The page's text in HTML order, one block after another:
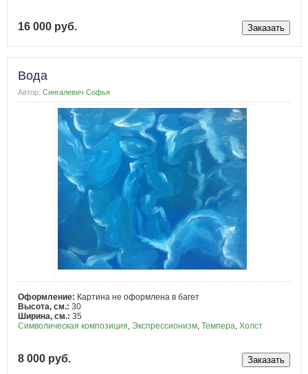
16 000 руб.
Вода
Автор: Сингалевич Софья
Оформление: Картина не оформлена в багет
Высота, см.: 30
Ширина, см.: 35
Символическая композиция, Экспрессионизм, Темпера, Холст
8 000 руб.